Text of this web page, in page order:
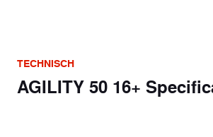
TECHNISCH
AGILITY 50 16+